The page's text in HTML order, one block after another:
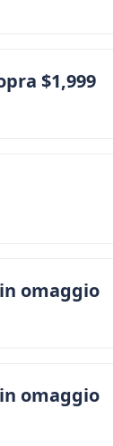
$1,999
omaggio
omaggio